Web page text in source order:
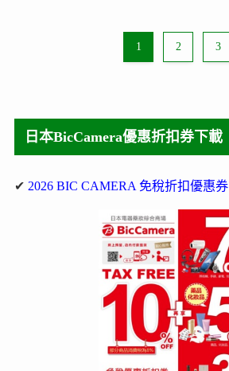
1 2 3
日本BicCamera優惠折扣券下載
✔ 2026 BIC CAMERA 免稅折扣優惠券